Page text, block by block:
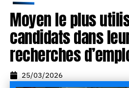
Moyen le plus
candidats dans
recherches
25/03/2026